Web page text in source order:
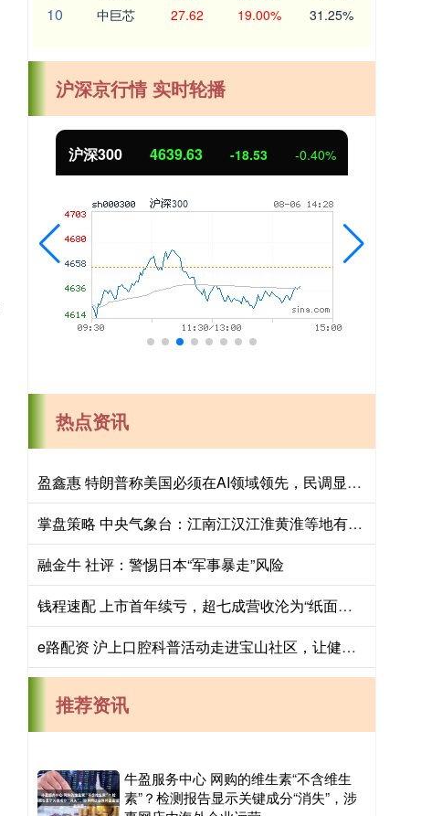
10 中巨芯 27.62 19.00% 31.25%
沪深京行情 实时轮播
北证50 1118.47 -0.98
热点资讯
盈鑫惠 特朗普称美国必须在AI领域领先，民调显示美国人认为中国AI更先进
掌盘策略 中央气象台：江南江汉江淮黄淮等地有强降水
融金牛 社评：警惕日本“军事暴走”风险
钱程速配 上市首年续亏，超七成营收沦为“纸面富贵”，滴普科技股价跌出新低
e路配资 沪上口腔科普活动走进宝山社区，让健康从“齿”出发
推荐资讯
牛盈服务中心 网购的维生素“不含维生
素”？检测报告显示关键成分“消失”，涉